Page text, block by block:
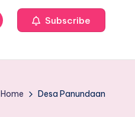
Subscribe
Home Desa Panundaan